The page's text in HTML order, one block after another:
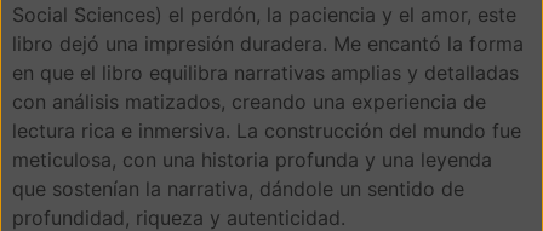
Social Sciences) el perdón, la paciencia y el amor, este
libro dejó una impresión duradera. Me encantó la forma
en que el libro equilibra narrativas amplias y detalladas
con análisis matizados, creando una experiencia de
lectura rica e inmersiva. La construcción del mundo fue
meticulosa, con una historia profunda y una leyenda
que sostenían la narrativa, dándole un sentido de
profundidad, riqueza y autenticidad.